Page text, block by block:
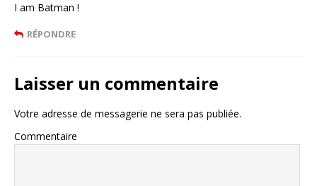
I am Batman !
RÉPONDRE
Laisser un commentaire
Votre adresse de messagerie ne sera pas publiée.
Commentaire